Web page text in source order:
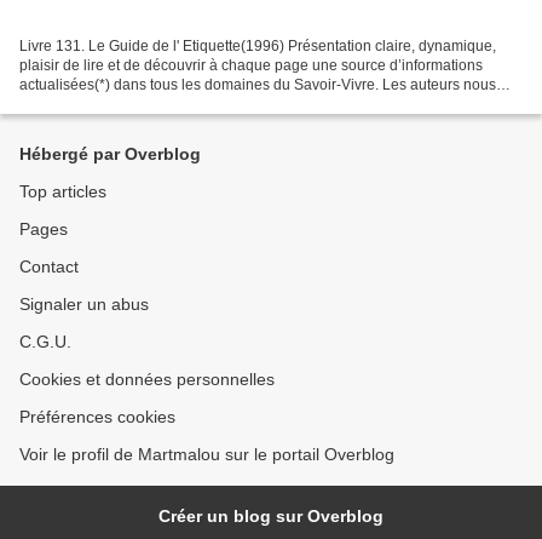
Livre 131. Le Guide de l' Etiquette(1996) Présentation claire, dynamique,
plaisir de lire et de découvrir à chaque page une source d’informations
actualisées(*) dans tous les domaines du Savoir-Vivre. Les auteurs nous
Hébergé par Overblog
Top articles
Pages
Contact
Signaler un abus
C.G.U.
Cookies et données personnelles
Préférences cookies
Voir le profil de Martmalou sur le portail Overblog
Créer un blog sur Overblog